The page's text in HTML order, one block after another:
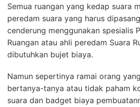
Semua ruangan yang kedap suara
peredam suara yang harus
cenderung menggunakan spesialis
Ruangan atau ahli peredam Suara
dibutuhkan bujet biaya.
Namun sepertinya ramai orang
bertanya-tanya atau tidak paham
suara dan badget biaya